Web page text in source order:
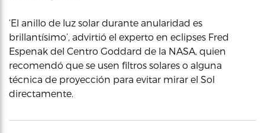
‘El anillo de luz solar durante anularidad es
brillantísimo’, advirtió el experto en eclipses Fred
Espenak del Centro Goddard de la NASA, quien
recomendó que se usen filtros solares o alguna
técnica de proyección para evitar mirar el Sol
directamente.